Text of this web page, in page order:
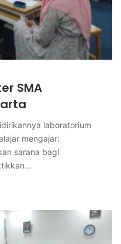
SMA
laboratorium
mengajar:
sarana bagi